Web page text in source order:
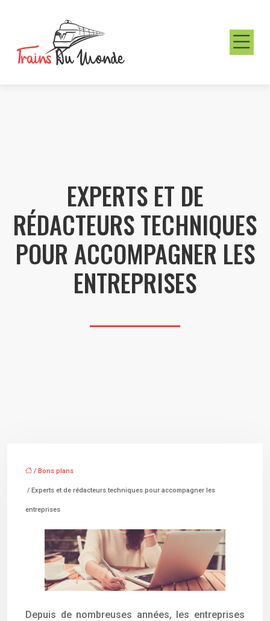
EXPERTS ET DE
RÉDACTEURS TECHNIQUES
POUR ACCOMPAGNER LES
ENTREPRISES
/ Bons plans
/ Experts et de rédacteurs techniques pour accompagner les
entreprises
Depuis de nombreuses années, les entreprises